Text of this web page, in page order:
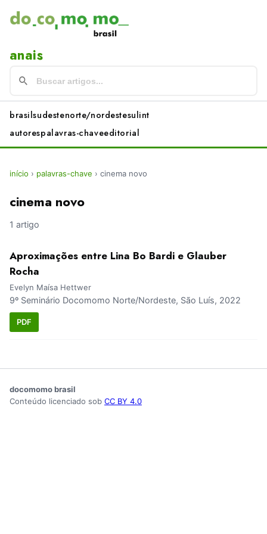
anais
brasilsudestenorte/nordestesulint
autorespalavras-chaveeditorial
início › palavras-chave › cinema novo
cinema novo
1 artigo
Aproximações entre Lina Bo Bardi e Glauber
Rocha
Evelyn Maísa Hettwer
9º Seminário Docomomo Norte/Nordeste, São Luís, 2022
PDF
docomomo brasil
Conteúdo licenciado sob CC BY 4.0